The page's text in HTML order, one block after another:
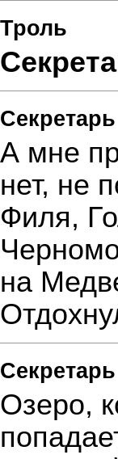
Троль
Секретарь
А мне
нет, не
Филя,
на
Секретарь
Озеро,